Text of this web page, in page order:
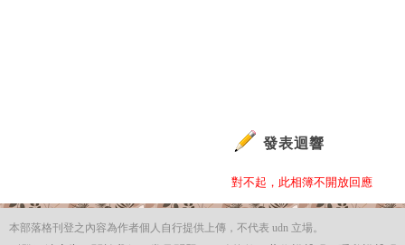
發表迴響
對不起，此相簿不開放回應
本部落格刊登之內容為作者個人自行提供上傳，不代表 udn 立場。